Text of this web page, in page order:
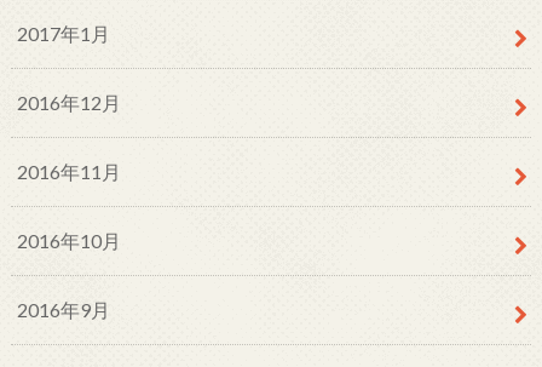
2017年1月
2016年12月
2016年11月
2016年10月
2016年9月